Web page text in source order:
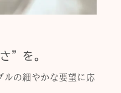
”を。
の細やかな要望に応